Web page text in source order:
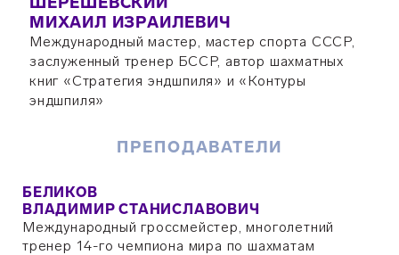
МИХАИЛ ИЗРАИЛЕВИЧ
Международный мастер, мастер спорта СССР,
заслуженный тренер БССР, автор шахматных
книг «Стратегия эндшпиля» и «Контуры
эндшпиля»
ПРЕПОДАВАТЕЛИ
БЕЛИКОВ
ВЛАДИМИР СТАНИСЛАВОВИЧ
Международный гроссмейстер, многолетний
тренер 14-го чемпиона мира по шахматам